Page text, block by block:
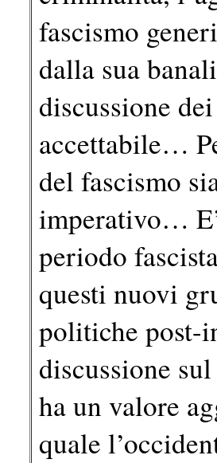
fascismo
dalla sua
discussione
accettabile…
del fascismo
imperativo…
periodo
questi nuovi
politiche post-
discussione
ha un valore
quale